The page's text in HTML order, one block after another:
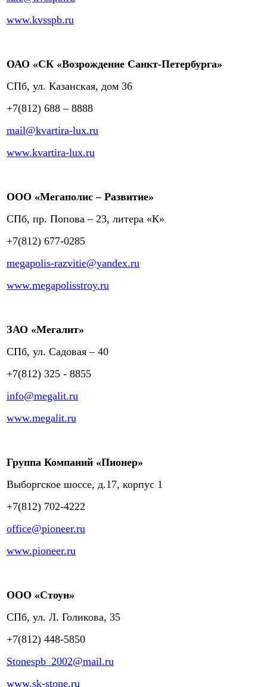
www.kvsspb.ru
ОАО «СК «Возрождение Санкт-Петербурга»
СПб, ул. Казанская, дом 36
+7(812) 688 – 8888
mail@kvartira-lux.ru
www.kvartira-lux.ru
ООО «Мегаполис – Развитие»
СПб, пр. Попова – 23, литера «К»
+7(812) 677-0285
megapolis-razvitie@yandex.ru
www.megapolisstroy.ru
ЗАО «Мегалит»
СПб, ул. Садовая – 40
+7(812) 325 - 8855
info@megalit.ru
www.megalit.ru
Группа Компаний «Пионер»
Выборгское шоссе, д.17, корпус 1
+7(812) 702-4222
office@pioneer.ru
www.pioneer.ru
ООО «Стоун»
СПб, ул. Л. Голикова, 35
+7(812) 448-5850
Stonespb_2002@mail.ru
www.sk-stone.ru